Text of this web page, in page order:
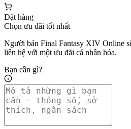
Đặt hàng
Chọn ưu đãi tốt nhất
Người bán Final Fantasy XIV Online
liên hệ với một ưu đãi cá nhân hóa.
Bạn cần gì?